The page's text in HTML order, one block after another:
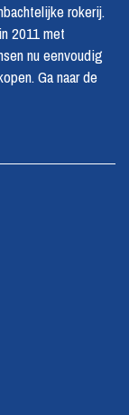
rokerij.
2011 met
nu eenvoudig
Ga naar de